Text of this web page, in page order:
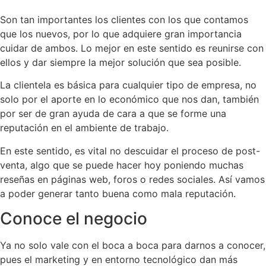
Son tan importantes los clientes con los que contamos
que los nuevos, por lo que adquiere gran importancia
cuidar de ambos. Lo mejor en este sentido es reunirse con
ellos y dar siempre la mejor solución que sea posible.
La clientela es básica para cualquier tipo de empresa, no
solo por el aporte en lo económico que nos dan, también
por ser de gran ayuda de cara a que se forme una
reputación en el ambiente de trabajo.
En este sentido, es vital no descuidar el proceso de post-
venta, algo que se puede hacer hoy poniendo muchas
reseñas en páginas web, foros o redes sociales. Así vamos
a poder generar tanto buena como mala reputación.
Conoce el negocio
Ya no solo vale con el boca a boca para darnos a conocer,
pues el marketing y en entorno tecnológico dan más